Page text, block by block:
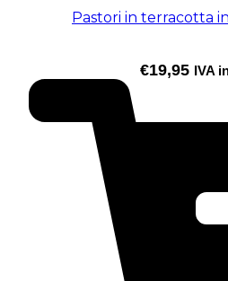
Pastori in terracotta
€19,95 IVA